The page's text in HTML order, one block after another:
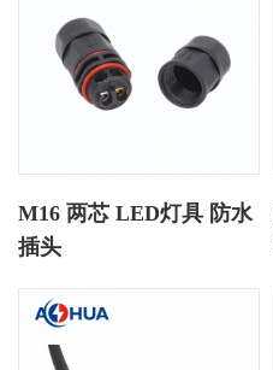
M16 两芯 LED灯具 防水
插头